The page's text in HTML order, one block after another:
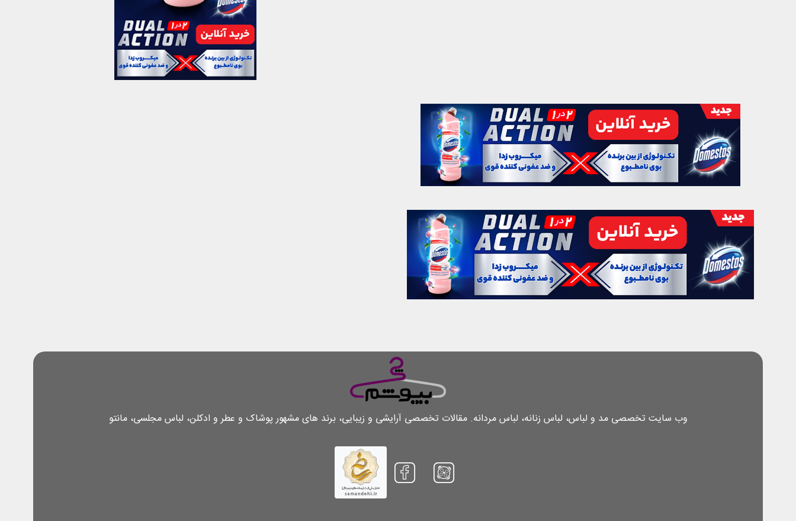
وب سایت تخصصی مد و لباس، لباس زنانه، لباس مردانه. مقالات تخصصی آرایشی و زیبایی، برند های مشهور پوشاک و عطر و ادکلن، لباس مجلسی، مانتو